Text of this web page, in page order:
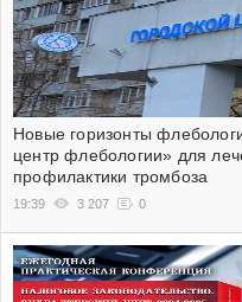
Новые горизонты
центр флебологии» для
профилактики тромбоза
19:39 3 207 0